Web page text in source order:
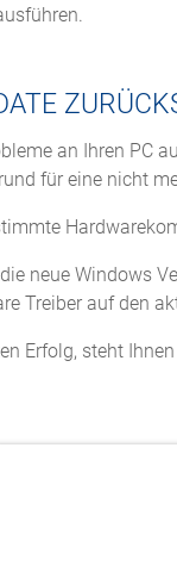
an Ihren PC
für eine nicht
neue Windows
Treiber auf den
Erfolg, steht